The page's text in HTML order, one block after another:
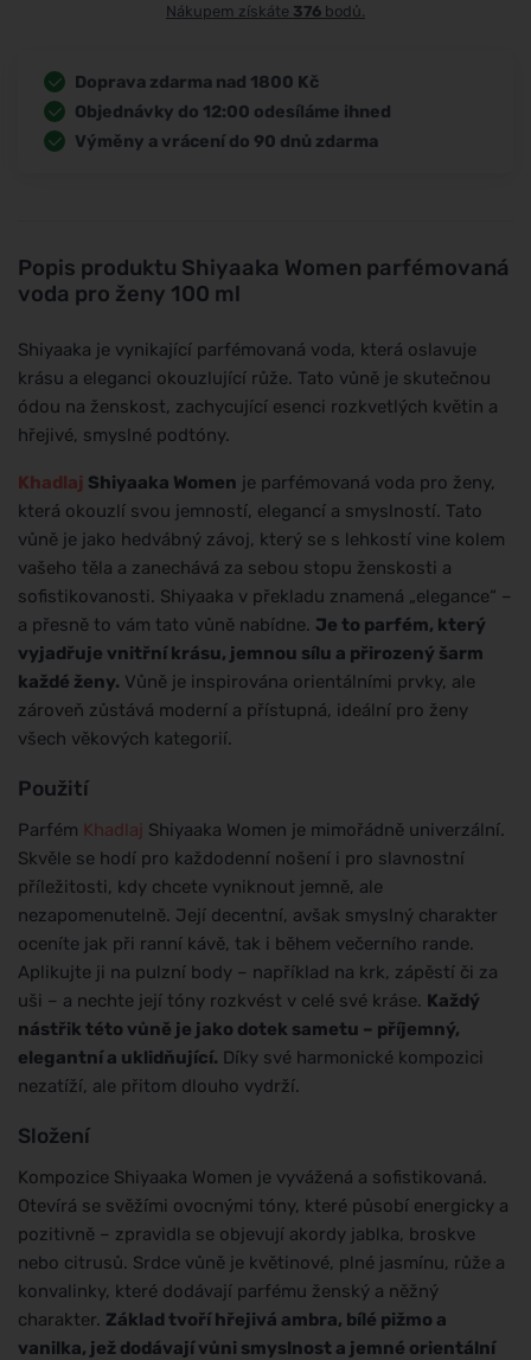
Popis produktu Shiyaaka Women parfémovaná
voda pro ženy 100 ml
Shiyaaka je vynikající parfémovaná voda, která oslavuje
krásu a eleganci okouzlující růže. Tato vůně je skutečnou
ódou na ženskost, zachycující esenci rozkvetlých květin a
hřejivé, smyslné podtóny.
Khadlaj Shiyaaka Women je parfémovaná voda pro ženy,
která okouzlí svou jemností, elegancí a smyslností. Tato
vůně je jako hedvábný závoj, který se s lehkostí vine kolem
vašeho těla a zanechává za sebou stopu ženskosti a
sofistikovanosti. Shiyaaka v překladu znamená „elegance“ –
a přesně to vám tato vůně nabídne. Je to parfém, který
vyjadřuje vnitřní krásu, jemnou sílu a přirozený šarm
každé ženy. Vůně je inspirována orientálními prvky, ale
zároveň zůstává moderní a přístupná, ideální pro ženy
všech věkových kategorií.
Použití
Parfém Khadlaj Shiyaaka Women je mimořádně univerzální.
Skvěle se hodí pro každodenní nošení i pro slavnostní
příležitosti, kdy chcete vyniknout jemně, ale
nezapomenutelně. Její decentní, avšak smyslný charakter
oceníte jak při ranní kávě, tak i během večerního rande.
Aplikujte ji na pulzní body – například na krk, zápěstí či za
uši – a nechte její tóny rozkvést v celé své kráse. Každý
nástřik této vůně je jako dotek sametu – příjemný,
elegantní a uklidňující. Díky své harmonické kompozici
nezatíží, ale přitom dlouho vydrží.
Složení
Kompozice Shiyaaka Women je vyvážená a sofistikovaná.
Otevírá se svěžími ovocnými tóny, které působí energicky a
pozitivně – zpravidla se objevují akordy jablka, broskve
nebo citrusů. Srdce vůně je květinové, plné jasmínu, růže a
konvalinky, které dodávají parfému ženský a něžný
charakter. Základ tvoří hřejivá ambra, bílé pižmo a
vanilka, jež dodávají vůni smyslnost a jemné orientální
Nákupem získáte 376 bodů.
Doprava zdarma nad 1800 Kč
Objednávky do 12:00 odesíláme ihned
Výměny a vrácení do 90 dnů zdarma